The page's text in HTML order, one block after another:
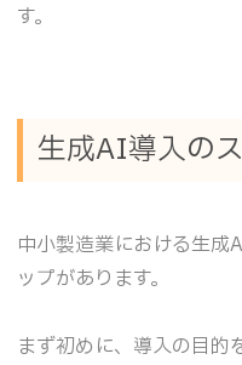
す。
生成AI導入の
中小製造業における生
ップがあります。
まず初めに、導入の目的